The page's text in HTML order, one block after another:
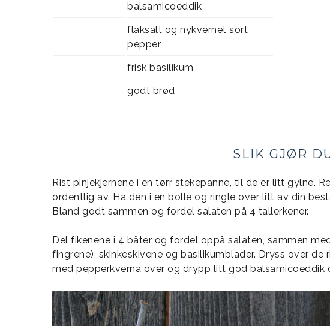
balsamicoeddik
flaksalt og nykvernet sort
pepper
frisk basilikum
godt brød
SLIK GJØR
Rist pinjekjernene i en tørr stekepanne, til de er litt gylne.
ordentlig av. Ha den i en bolle og ringle over litt av din
Bland godt sammen og fordel salaten på 4 tallerkener.
Del fikenene i 4 båter og fordel oppå salaten, sammen
fingrene), skinkeskivene og basilikumblader. Dryss over de
med pepperkverna over og drypp litt god balsamicoeddik